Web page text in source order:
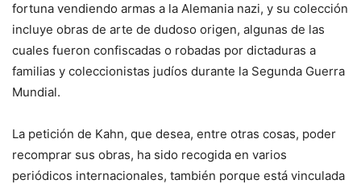
fortuna vendiendo armas a la Alemania nazi, y su colección
incluye obras de arte de dudoso origen, algunas de las
cuales fueron confiscadas o robadas por dictaduras a
familias y coleccionistas judíos durante la Segunda Guerra
Mundial.
La petición de Kahn, que desea, entre otras cosas, poder
recomprar sus obras, ha sido recogida en varios
periódicos internacionales, también porque está vinculada